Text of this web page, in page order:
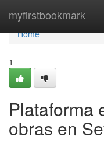
myfirstbookmark
Home
Home
1
Plataforma
obras en